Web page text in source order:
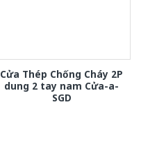
Cửa Thép Chống Cháy 2P
dung 2 tay nam Cửa-a-
SGD